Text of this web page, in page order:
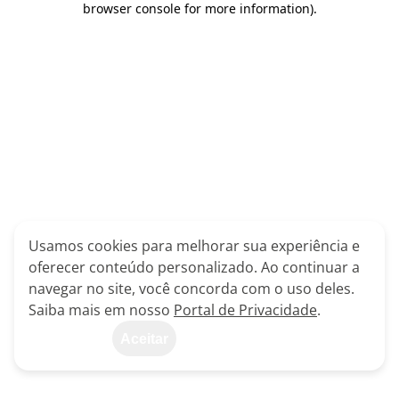
browser console for more information).
Usamos cookies para melhorar sua experiência e
oferecer conteúdo personalizado. Ao continuar a
navegar no site, você concorda com o uso deles.
Saiba mais em nosso Portal de Privacidade.